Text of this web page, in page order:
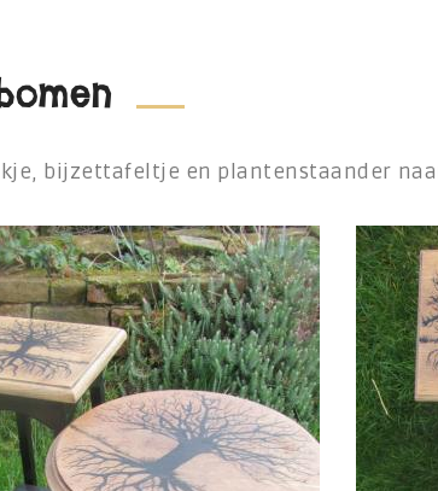
bijzettafeltje en plantenstaander